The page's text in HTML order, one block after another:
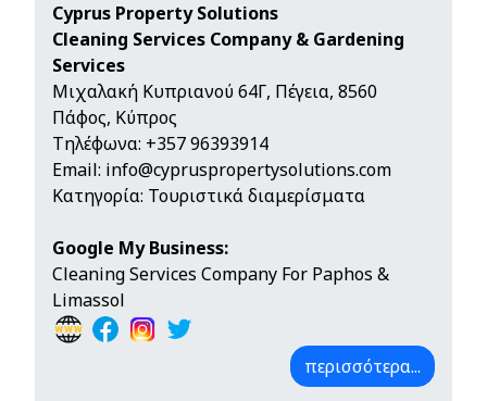
Cyprus Property Solutions
Cleaning Services Company & Gardening
Services
Μιχαλακή Κυπριανού 64Γ, Πέγεια, 8560
Πάφος, Κύπρος
Τηλέφωνα: +357 96393914
Email: info@cypruspropertysolutions.com
Κατηγορία: Τουριστικά διαμερίσματα
Google My Business:
Cleaning Services Company For Paphos &
Limassol
περισσότερα...